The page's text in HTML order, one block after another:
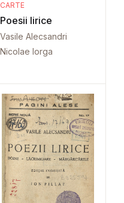
CARTE
Poesii lirice
Vasile Alecsandri
Nicolae Iorga